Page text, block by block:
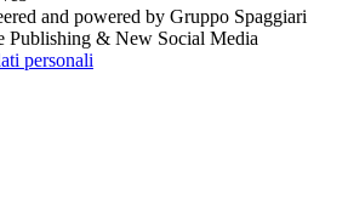
and powered by Gruppo Spaggiari
Publishing & New Social Media
personali